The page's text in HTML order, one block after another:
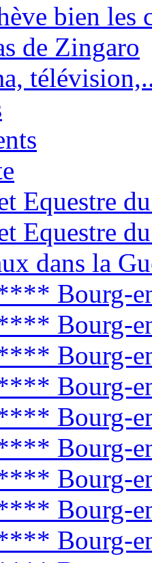
bien les
de Zingaro
Equestre
Equestre
dans la
Bourg-
Bourg-
Bourg-
Bourg-
Bourg-
Bourg-
Bourg-
Bourg-
Bourg-